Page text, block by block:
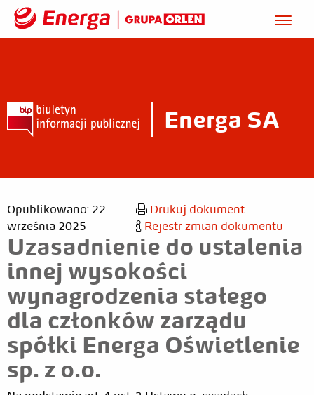
Energa SA
Opublikowano: 22
września 2025
Drukuj dokument
Rejestr zmian dokumentu
Uzasadnienie do ustalenia
innej wysokości
wynagrodzenia stałego
dla członków zarządu
spółki Energa Oświetlenie
sp. z o.o.